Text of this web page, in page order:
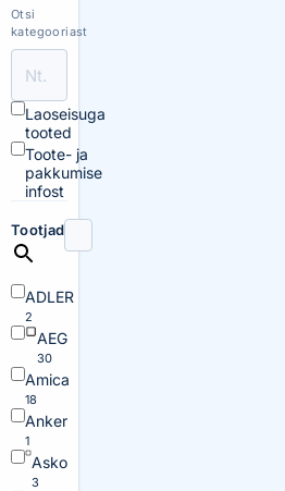
Otsi
kategooriast
Laoseisuga
tooted
Toote- ja
pakkumise
infost
Tootjad
ADLER
2
AEG
30
Amica
18
Anker
1
Asko
3